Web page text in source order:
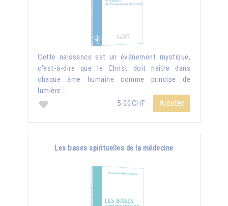
Cette naissance est un événement mystique,
c'est-à-dire que le Christ doit naître dans
chaque âme humaine comme principe de
lumière...
5.00CHF
Ajouter
Les bases spirituelles de la médecine